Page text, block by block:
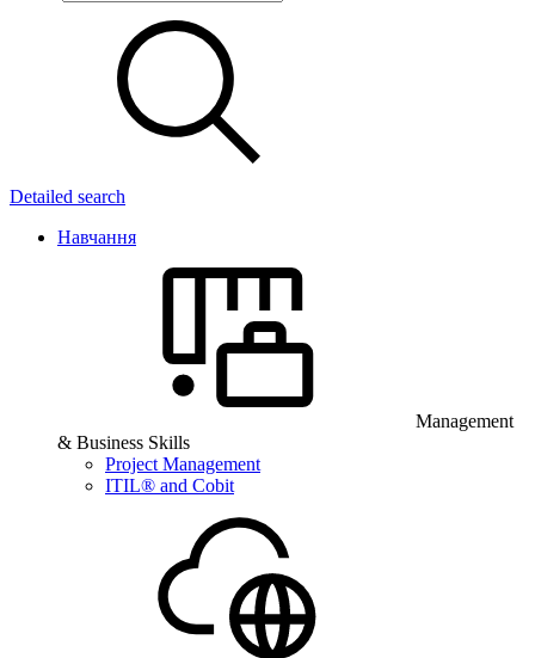
Detailed search
Навчання
Management
& Business Skills
Project Management
ITIL® and Cobit